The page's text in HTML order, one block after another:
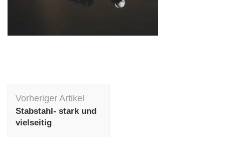
Vorheriger Artikel
Stabstahl- stark und
vielseitig